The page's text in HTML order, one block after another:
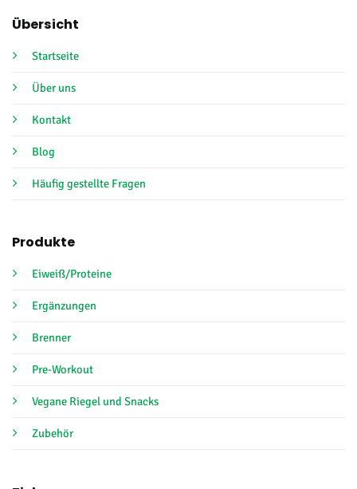
Übersicht
Startseite
Über uns
Kontakt
Blog
Häufig gestellte Fragen
Produkte
Eiweiß/Proteine
Ergänzungen
Brenner
Pre-Workout
Vegane Riegel und Snacks
Zubehör